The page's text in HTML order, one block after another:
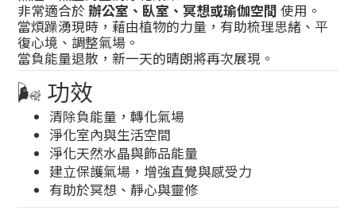
非常適合於 辦公室、臥室、冥想或瑜伽空間 使用。
當煩躁湧現時，藉由植物的力量，有助梳理思緒、平
復心境、調整氣場。
當負能量退散，新一天的晴朗將再次展現。
🌬️ 功效
清除負能量，轉化氣場
淨化室內與生活空間
淨化天然水晶與飾品能量
建立保護氣場，增強直覺與感受力
有助於冥想、靜心與靈修